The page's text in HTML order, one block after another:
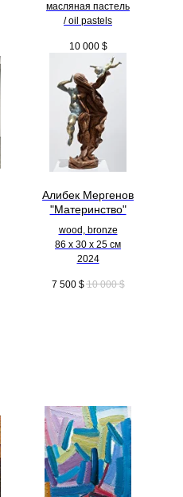
масляная пастель
/ oil pastels
10 000 $
Алибек Мергенов
"Материнство"
wood, bronze
86 х 30 х 25 см
2024
7 500 $ 10 000 $